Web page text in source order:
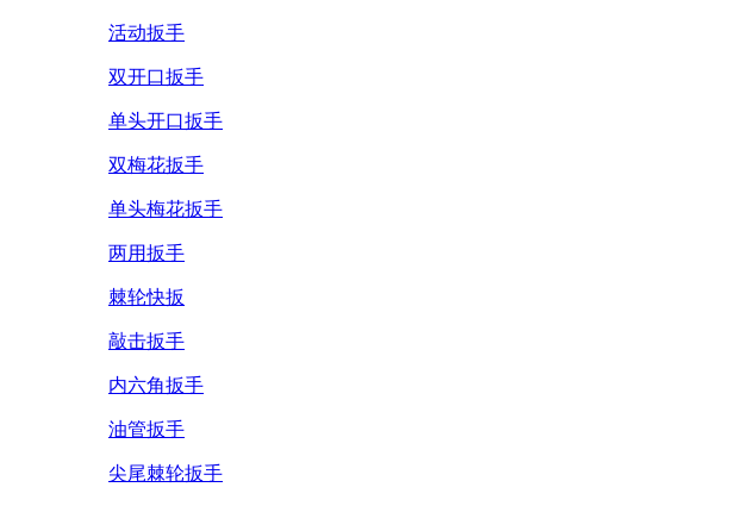
活动扳手
双开口扳手
单头开口扳手
双梅花扳手
单头梅花扳手
两用扳手
棘轮快扳
敲击扳手
内六角扳手
油管扳手
尖尾棘轮扳手